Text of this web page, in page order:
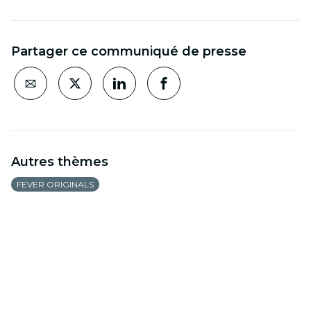
Partager ce communiqué de presse
Autres thèmes
FEVER ORIGINALS